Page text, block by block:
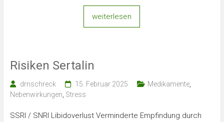
weiterlesen
Risiken Sertalin
drnschreck 15. Februar 2025 Medikamente,
Nebenwirkungen Stress
SSRI / SNRI Libidoverlust Verminderte Empfindung durch